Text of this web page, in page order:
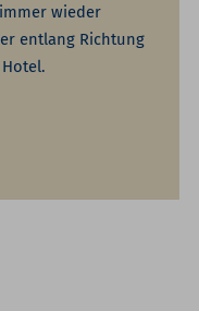
wieder
entlang Richtung